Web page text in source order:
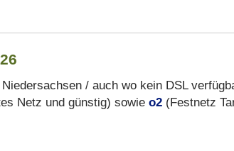
/ auch wo kein DSL
Netz und günstig) sowie o2 (Festnetz